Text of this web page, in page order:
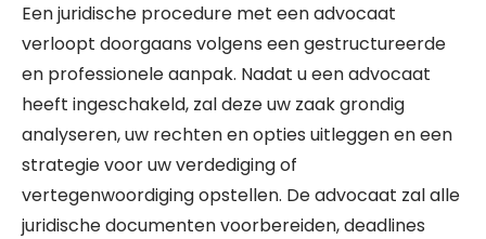
Een juridische procedure met een advocaat
verloopt doorgaans volgens een gestructureerde
en professionele aanpak. Nadat u een advocaat
heeft ingeschakeld, zal deze uw zaak grondig
analyseren, uw rechten en opties uitleggen en een
strategie voor uw verdediging of
vertegenwoordiging opstellen. De advocaat zal alle
juridische documenten voorbereiden, deadlines